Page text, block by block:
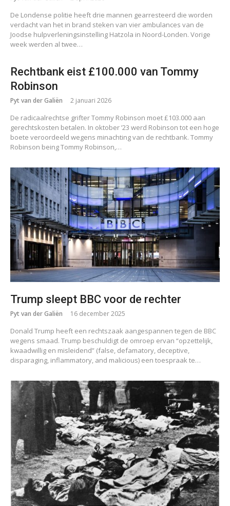
De Londense politie heeft drie mannen gearresteerd die worden
verdacht van het in brand steken van vier ambulances van de
Joodse hulpverleningsinstelling Hatzola in Noord-Londen. Vorige
week werden al twee…
Rechtbank eist £100.000 van Tommy
Robinson
Pyt van der Galiën 2 januari 2026
De radicaalrechtse grifter Tommy Robinson moet £103.000 aan
gerechtskosten betalen. In oktober ’23 werd Robinson tot een hoge
boete veroordeeld wegens minachting van de rechtbank. Tommy
Robinson being Tommy Robinson,…
Trump sleept BBC voor de rechter
Pyt van der Galiën 16 december 2025
Donald Trump heeft een rechtszaak aangespannen tegen de BBC
wegens smaad. Trump beschuldigt de omroep ervan “opzettelijk,
kwaadwillig en misleidend” (false, defamatory, deceptive,
disparaging, inflammatory, and malicious) een toespraak te…